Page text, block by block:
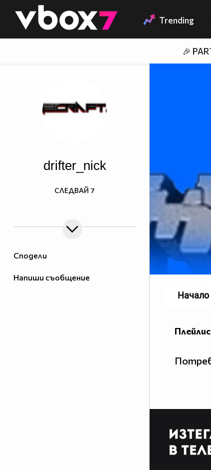
👾 Trending
🎉
Сподели
Напиши съобщение
drifter_nick
СЛЕДВАЙ 7
Начало